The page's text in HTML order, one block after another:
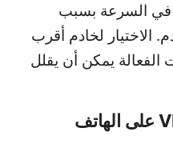
في السرعة بسبب
الاختيار لخادم أقرب
الفعالة يمكن أن يقلل
هل يمكنني استخدام VPN على الهاتف